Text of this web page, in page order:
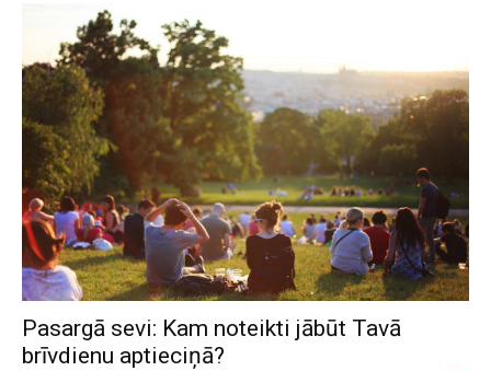
Pasargā sevi: Kam noteikti jābūt Tavā
brīvdienu aptieciņā?